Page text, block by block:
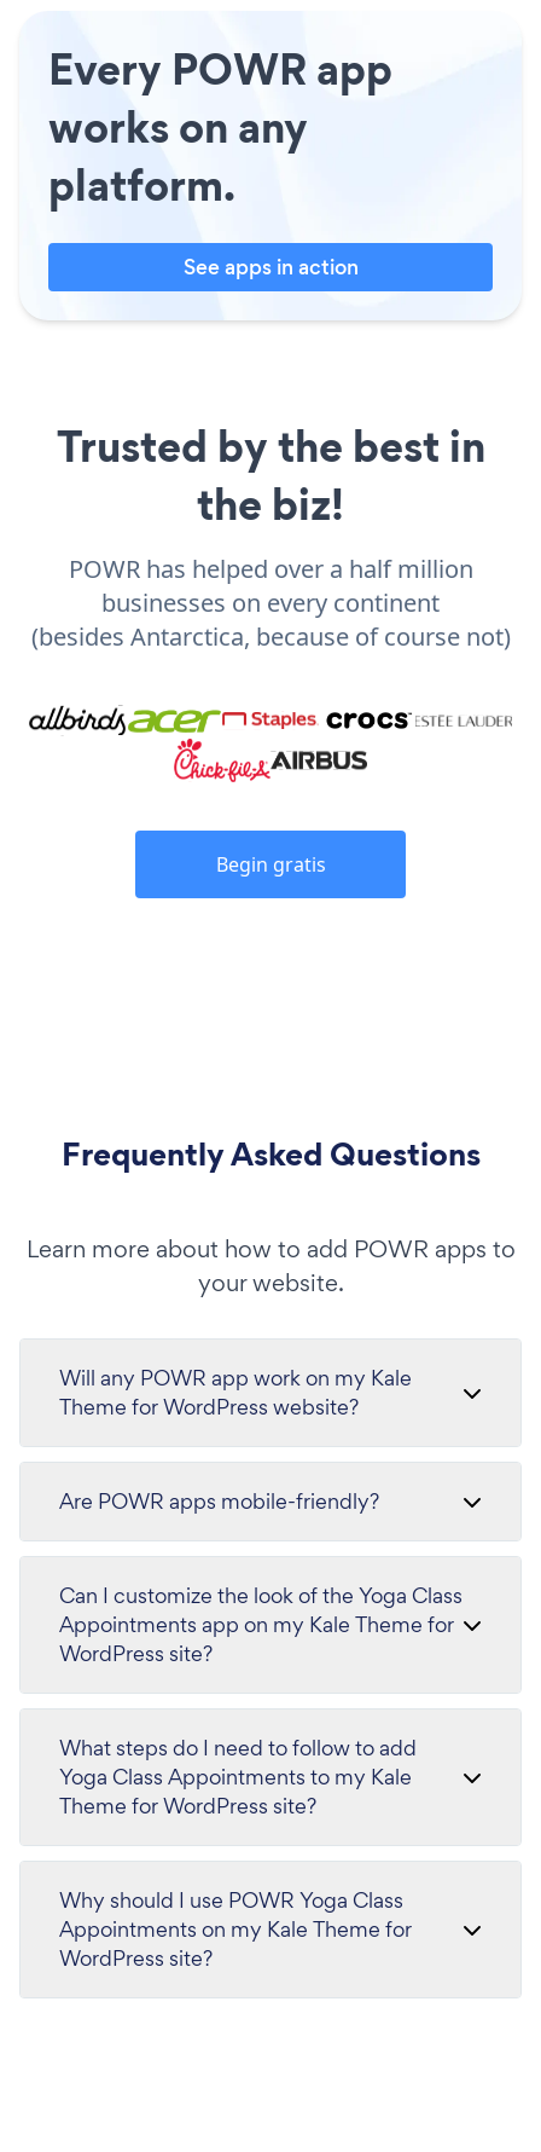
Every POWR app
works on any
platform.
See apps in action
Trusted by the best in
the biz!
POWR has helped over a half million
businesses on every continent
(besides Antarctica, because of course not)
Begin gratis
Frequently Asked Questions
Learn more about how to add POWR apps to
your website.
Will any POWR app work on my Kale
Theme for WordPress website?
Are POWR apps mobile-friendly?
Can I customize the look of the Yoga Class
Appointments app on my Kale Theme for
WordPress site?
What steps do I need to follow to add
Yoga Class Appointments to my Kale
Theme for WordPress site?
Why should I use POWR Yoga Class
Appointments on my Kale Theme for
WordPress site?